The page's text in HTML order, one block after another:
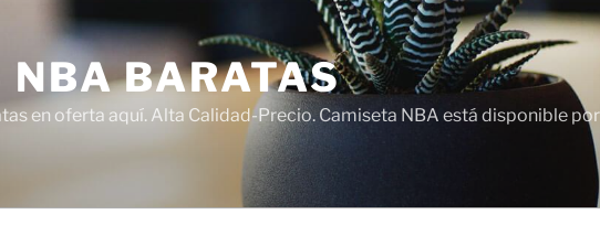
BARATAS
en oferta aquí. Alta Calidad-Precio. Camiseta NBA está disponible